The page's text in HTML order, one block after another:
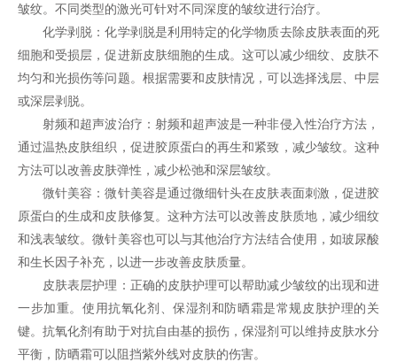
皱纹。不同类型的激光可针对不同深度的皱纹进行治疗。
化学剥脱：化学剥脱是利用特定的化学物质去除皮肤表面的死
细胞和受损层，促进新皮肤细胞的生成。这可以减少细纹、皮肤不
均匀和光损伤等问题。根据需要和皮肤情况，可以选择浅层、中层
或深层剥脱。
射频和超声波治疗：射频和超声波是一种非侵入性治疗方法，
通过温热皮肤组织，促进胶原蛋白的再生和紧致，减少皱纹。这种
方法可以改善皮肤弹性，减少松弛和深层皱纹。
微针美容：微针美容是通过微细针头在皮肤表面刺激，促进胶
原蛋白的生成和皮肤修复。这种方法可以改善皮肤质地，减少细纹
和浅表皱纹。微针美容也可以与其他治疗方法结合使用，如玻尿酸
和生长因子补充，以进一步改善皮肤质量。
皮肤表层护理：正确的皮肤护理可以帮助减少皱纹的出现和进
一步加重。使用抗氧化剂、保湿剂和防晒霜是常规皮肤护理的关
键。抗氧化剂有助于对抗自由基的损伤，保湿剂可以维持皮肤水分
平衡，防晒霜可以阻挡紫外线对皮肤的伤害。